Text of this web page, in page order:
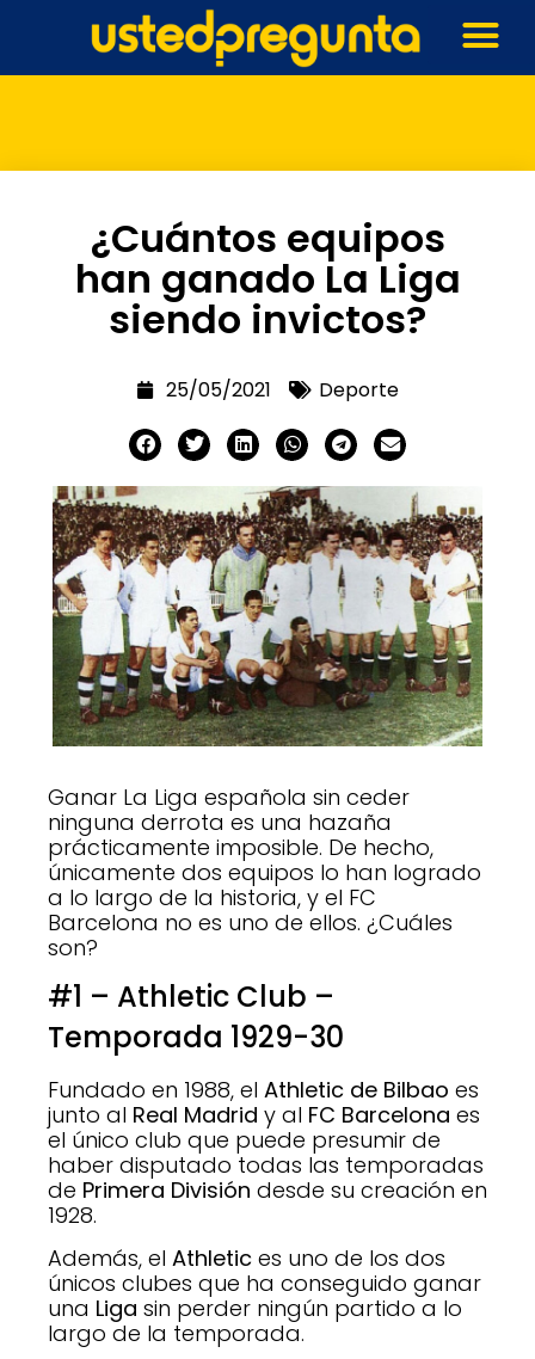
¿Cuántos equipos
han ganado La Liga
siendo invictos?
25/05/2021 Deporte
Ganar La Liga española sin ceder
ninguna derrota es una hazaña
prácticamente imposible. De hecho,
únicamente dos equipos lo han logrado
a lo largo de la historia, y el FC
Barcelona no es uno de ellos. ¿Cuáles
son?
#1 – Athletic Club –
Temporada 1929-30
Fundado en 1988, el Athletic de Bilbao es
junto al Real Madrid y al FC Barcelona es
el único club que puede presumir de
haber disputado todas las temporadas
de Primera División desde su creación en
1928.
Además, el Athletic es uno de los dos
únicos clubes que ha conseguido ganar
una Liga sin perder ningún partido a lo
largo de la temporada.